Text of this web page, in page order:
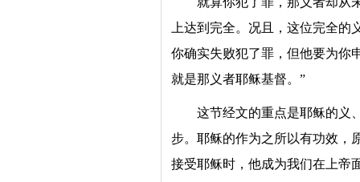
上达到完全。况且，这位完全
你确实失败犯了罪，但他要为
就是那义者耶稣基督。”
这节经文的重点是耶稣的义
步。耶稣的作为之所以有功效，
接受耶稣时，他成为我们在上帝